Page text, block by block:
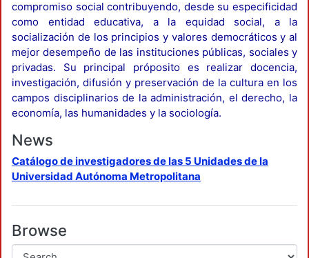
compromiso social contribuyendo, desde su especificidad
como entidad educativa, a la equidad social, a la
socialización de los principios y valores democráticos y al
mejor desempeño de las instituciones públicas, sociales y
privadas. Su principal próposito es realizar docencia,
investigación, difusión y preservación de la cultura en los
campos disciplinarios de la administración, el derecho, la
economía, las humanidades y la sociología.
News
Catálogo de investigadores de las 5 Unidades de la
Universidad Autónoma Metropolitana
Browse